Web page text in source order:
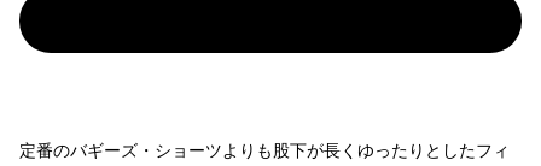
定番のバギーズ・ショーツよりも股下が長くゆったりとしたフィ